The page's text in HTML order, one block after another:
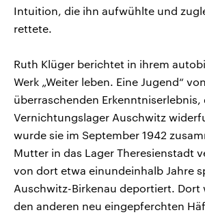
Intuition, die ihn aufwühlte und
rettete.
Ruth Klüger berichtet in ihrem
Werk „Weiter leben. Eine Jugend“
überraschenden Erkenntniserlebnis,
Vernichtungslager Auschwitz
wurde sie im September 1942
Mutter in das Lager Theresienstadt
von dort etwa einundeinhalb Jahre
Auschwitz-Birkenau deportiert. Dort
den anderen neu eingepferchten